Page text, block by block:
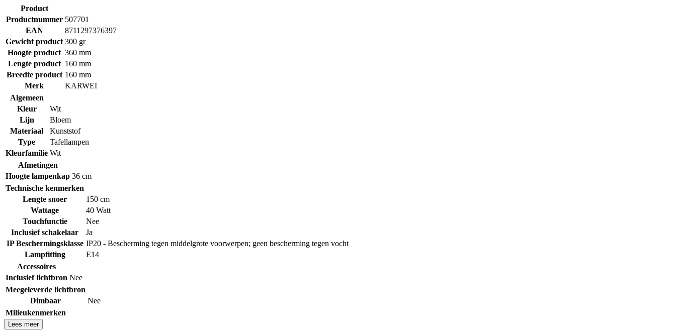
Product
Productnummer 507701
EAN
8711297376397
Gewicht product 300 gr
Hoogte product 360 mm
Lengte product 160 mm
Breedte product 160 mm
Merk
KARWEI
Algemeen
Kleur
Wit
Lijn
Bloem
Materiaal
Kunststof
Type
Tafellampen
Kleurfamilie Wit
Afmetingen
Hoogte lampenkap 36 cm
Technische kenmerken
Lengte snoer
150 cm
Wattage
40 Watt
Touchfunctie
Nee
Inclusief schakelaar
Ja
IP Beschermingsklasse IP20 - Bescherming tegen middelgrote voorwerpen; geen bescherming tegen vocht
Lampfitting
E14
Accessoires
Inclusief lichtbron Nee
Meegeleverde lichtbron
Dimbaar
Nee
Milieukenmerken
Lees meer